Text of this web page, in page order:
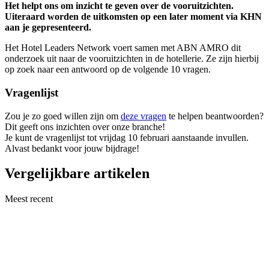
Het helpt ons om inzicht te geven over de vooruitzichten.
Uiteraard worden de uitkomsten op een later moment via KHN
aan je gepresenteerd.
Het Hotel Leaders Network voert samen met ABN AMRO dit
onderzoek uit naar de vooruitzichten in de hotellerie. Ze zijn hierbij
op zoek naar een antwoord op de volgende 10 vragen.
Vragenlijst
Zou je zo goed willen zijn om deze vragen te helpen beantwoorden?
Dit geeft ons inzichten over onze branche!
Je kunt de vragenlijst tot vrijdag 10 februari aanstaande invullen.
Alvast bedankt voor jouw bijdrage!
Vergelijkbare artikelen
Meest recent